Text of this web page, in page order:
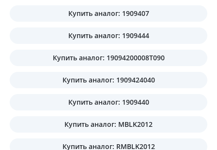
Купить аналог: 1909407
Купить аналог: 1909444
Купить аналог: 19094200008T090
Купить аналог: 1909424040
Купить аналог: 1909440
Купить аналог: MBLK2012
Купить аналог: RMBLK2012